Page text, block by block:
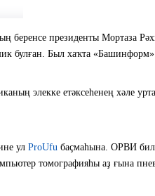
беренсе президенты Мортаза
булған. Был хаҡта «Башинформ»
элекке етәксеһенең хәле
ул ProUfu баҫмаһына. ОРВИ
томографияһы аҙ ғына